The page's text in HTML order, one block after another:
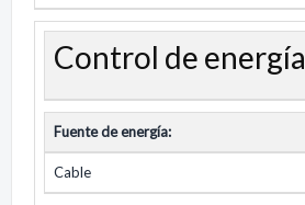
Control de energía
Fuente de energía:
Cable